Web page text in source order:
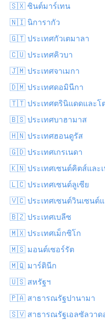
🇸🇽 ซินต์มาร์เทน
🇳🇮 นิการากัว
🇬🇹 ประเทศกัวเตมาลา
🇨🇺 ประเทศคิวบา
🇯🇲 ประเทศจาเมกา
🇩🇲 ประเทศดอมินีกา
🇹🇹 ประเทศตรินิแดดและโ
🇧🇸 ประเทศบาฮามาส
🇭🇳 ประเทศฮอนดูรัส
🇬🇩 ประเทศเกรเนดา
🇰🇳 ประเทศเซนต์คิตส์และ
🇱🇨 ประเทศเซนต์ลูเซีย
🇻🇨 ประเทศเซนต์วินเซนต์
🇧🇿 ประเทศเบลีซ
🇲🇽 ประเทศเม็กซิโก
🇲🇸 มอนต์เซอร์รัต
🇲🇶 มาร์ตินีก
🇺🇸 สหรัฐฯ
🇵🇦 สาธารณรัฐปานามา
🇸🇻 สาธารณรัฐเอลซัลวาด